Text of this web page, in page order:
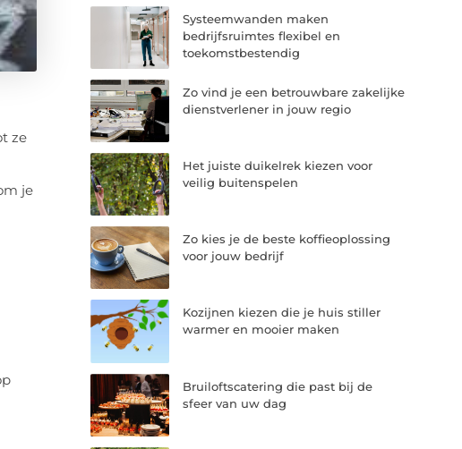
ze
je
Systeemwanden maken
bedrijfsruimtes flexibel en
toekomstbestendig
Zo vind je een betrouwbare zakelijke
dienstverlener in jouw regio
Het juiste duikelrek kiezen voor
veilig buitenspelen
Zo kies je de beste koffieoplossing
voor jouw bedrijf
Kozijnen kiezen die je huis stiller
warmer en mooier maken
Bruiloftscatering die past bij de
sfeer van uw dag